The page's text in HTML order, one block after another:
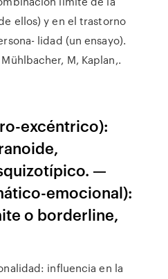
ellos) y en el trastorno
lidad (un ensayo).
M, Kaplan,.
excéntrico):
—
emocional):
o borderline,
influencia en la